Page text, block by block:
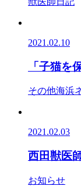
2021.02.10
「子猫を
その他海浜
2021.02.03
西田獣医
お知らせ